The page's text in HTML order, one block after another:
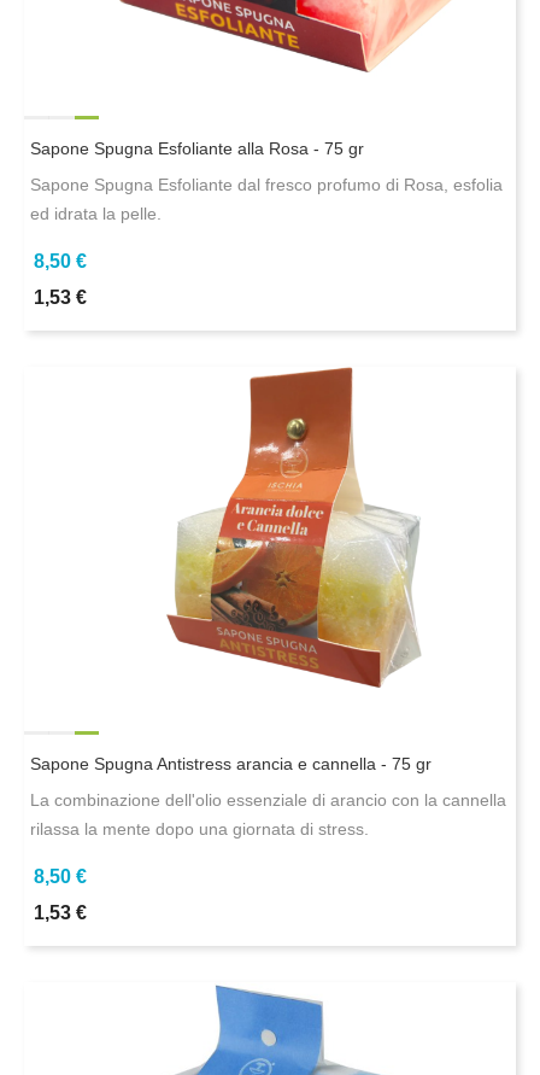
Sapone Spugna Esfoliante alla Rosa - 75 gr
Sapone Spugna Esfoliante dal fresco profumo di Rosa, esfolia
ed idrata la pelle.
8,50 €
1,53 €
Sapone Spugna Antistress arancia e cannella - 75 gr
La combinazione dell'olio essenziale di arancio con la cannella
rilassa la mente dopo una giornata di stress.
8,50 €
1,53 €